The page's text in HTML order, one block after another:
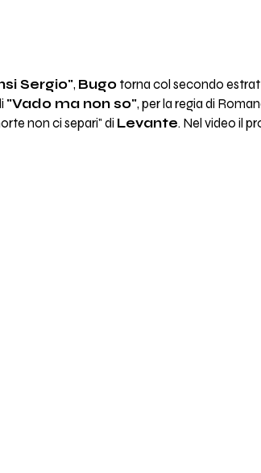
Sergio", Bugotorna col secondo
"Vado ma non so", per la regia di
non ci separi" di Levante. Nel video il